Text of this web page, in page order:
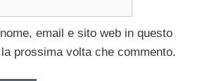
email e sito web in questo
prossima volta che commento.